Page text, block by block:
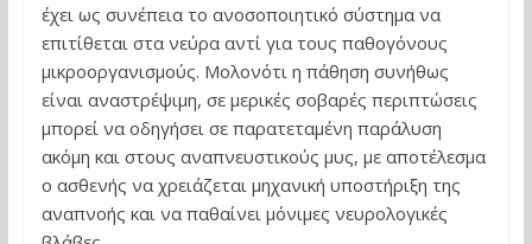
έχει ως συνέπεια το ανοσοποιητικό σύστημα να
επιτίθεται στα νεύρα αντί για τους παθογόνους
μικροοργανισμούς. Μολονότι η πάθηση συνήθως
είναι αναστρέψιμη, σε μερικές σοβαρές περιπτώσεις
μπορεί να οδηγήσει σε παρατεταμένη παράλυση
ακόμη και στους αναπνευστικούς μυς, με αποτέλεσμα
ο ασθενής να χρειάζεται μηχανική υποστήριξη της
αναπνοής και να παθαίνει μόνιμες νευρολογικές